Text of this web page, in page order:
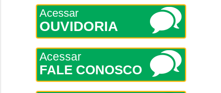
Acessar
OUVIDORIA
Acessar
FALE CONOSCO